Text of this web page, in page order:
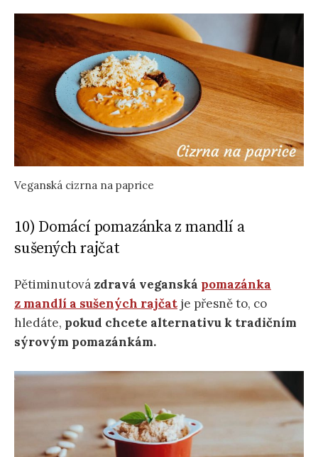
Veganská cizrna na paprice
10) Domácí pomazánka z mandlí a
sušených rajčat
Pětiminutová zdravá veganská pomazánka
z mandlí a sušených rajčat je přesně to, co
hledáte, pokud chcete alternativu k tradičním
sýrovým pomazánkám.